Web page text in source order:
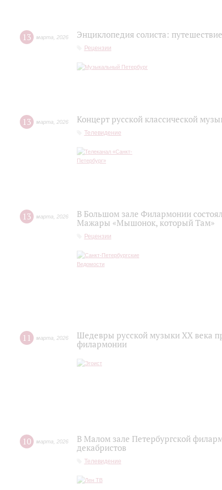
13 марта 2026 Энциклопедия солиста:
Рецензии
13 марта 2026 Концерт русской классической
Телевидение
13 марта 2026
В Большом зале Филармонии
Мажары «Мышонок, который Там»
Рецензии
11 марта 2026
Шедевры русской музыки XX века
филармонии
10 марта 2026
В Малом зале Петербургской
декабристов
Телевидение